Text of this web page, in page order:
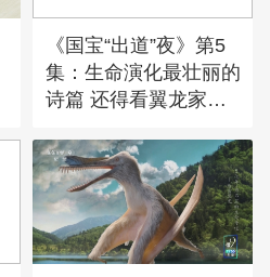
《国宝“出道”夜》第5
集：生命演化最壮丽的
诗篇 还得看翼龙家族